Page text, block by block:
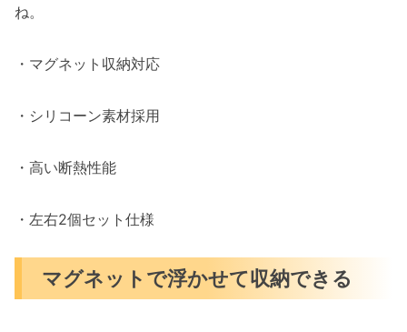
ね。
・マグネット収納対応
・シリコーン素材採用
・高い断熱性能
・左右2個セット仕様
マグネットで浮かせて収納できる